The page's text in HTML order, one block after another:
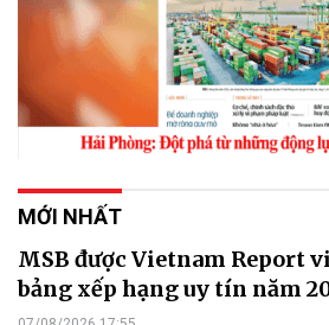
MỚI NHẤT
MSB được Vietnam Report
bảng xếp hạng uy tín năm